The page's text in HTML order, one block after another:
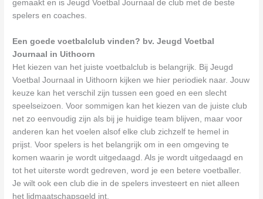
gemaakt en is Jeugd Voetbal Journaal de club met de beste
spelers en coaches.
Een goede voetbalclub vinden? bv. Jeugd Voetbal
Journaal in Uithoorn
Het kiezen van het juiste voetbalclub is belangrijk. Bij Jeugd
Voetbal Journaal in Uithoorn kijken we hier periodiek naar. Jouw
keuze kan het verschil zijn tussen een goed en een slecht
speelseizoen. Voor sommigen kan het kiezen van de juiste club
net zo eenvoudig zijn als bij je huidige team blijven, maar voor
anderen kan het voelen alsof elke club zichzelf te hemel in
prijst. Voor spelers is het belangrijk om in een omgeving te
komen waarin je wordt uitgedaagd. Als je wordt uitgedaagd en
tot het uiterste wordt gedreven, word je een betere voetballer.
Je wilt ook een club die in de spelers investeert en niet alleen
het lidmaatschapsgeld int.